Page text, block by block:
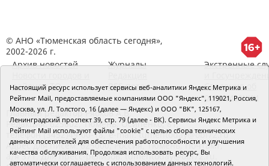
© АНО «Тюменская область сегодня»,
2002-2026 г.
Архив новостей
районов ТО
Журналы
RSS поток
Экстренные
Сведения об
организации
Главный редактор Рябков А.В.
Редакция: 625002, Тюмень, Осипенко, 81,
телефон (3452)49-00-18, e-mail: tumentoday@obl72.ru
Адрес для писем: 625000, Россия, Тюмень, Почтамт,
а/я 371. Для пресс-релизов: tumentoday@obl72.ru.
Настоящий ресурс использует сервисы веб-аналитики Яндекс Метрика и
Рейтинг Mail, предоставляемые компаниями ООО "Яндекс", 119021, Россия,
Москва, ул. Л. Толстого, 16 (далее — Яндекс) и ООО "ВК", 125167,
Ленинградский проспект 39, стр. 79 (далее - ВК). Сервисы Яндекс Метрика и
Рейтинг Mail используют файлы "cookie" с целью сбора технических
данных посетителей для обеспечения работоспособности и улучшения
качества обслуживания. Продолжая использовать ресурс, Вы
автоматически соглашаетесь с использованием данных технологий.